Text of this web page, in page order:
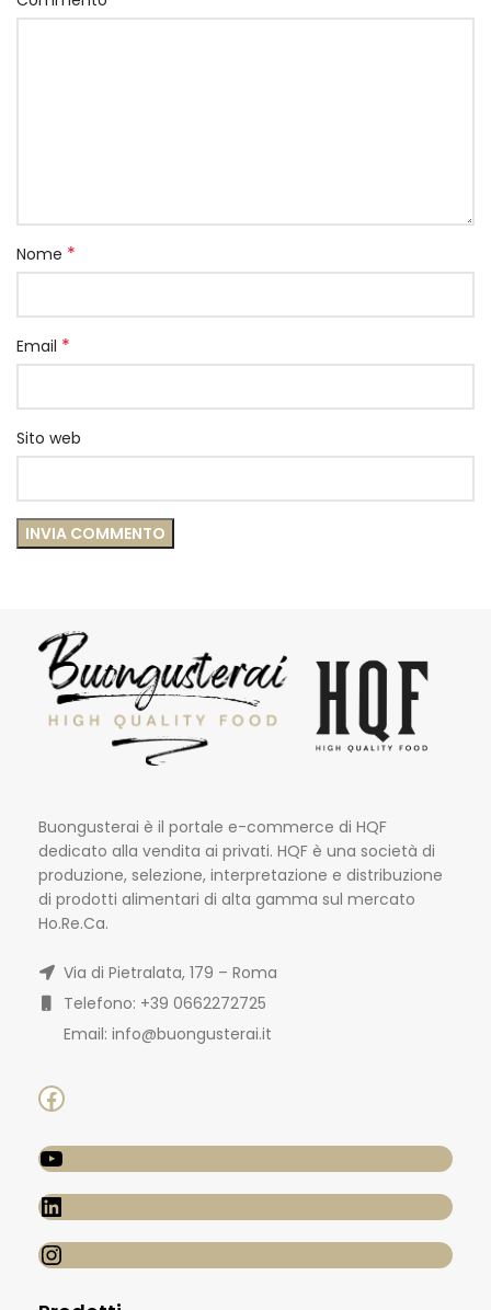
Nome *
Email *
Sito web
Buongusterai è il portale e-commerce di HQF
dedicato alla vendita ai privati. HQF è una società di
produzione, selezione, interpretazione e distribuzione
di prodotti alimentari di alta gamma sul mercato
Ho.Re.Ca.
Via di Pietralata, 179 – Roma
Telefono: +39 0662272725
Email: info@buongusterai.it